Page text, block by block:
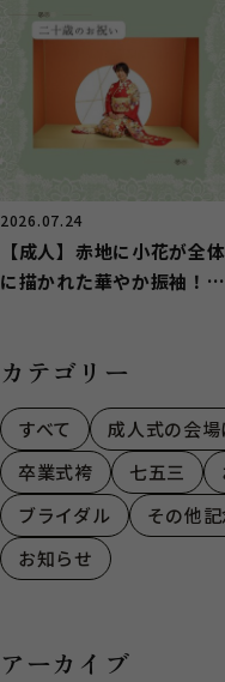
2026.07.24
【成人】赤地に小花が全体
に描かれた華やか振袖！
カテゴリー
すべて 成人式の会場
卒業式袴
七五三
ブライダル
その他
お知らせ
アーカイブ